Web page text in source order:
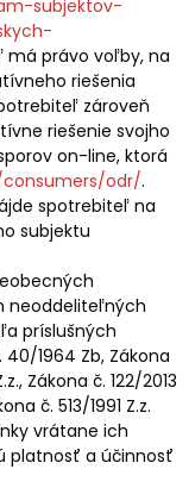
subjektov-
právo voľby, na
riešenia
zároveň
riešenie svojho
on-line, ktorá
odr/.
spotrebiteľ na
subjektu
neoddeliteľných
príslušných
1964 Zb, Zákona
Zákona č. 122/2013
č. 513/1991 Z.z.
vrátane ich
platnosť a účinnosť